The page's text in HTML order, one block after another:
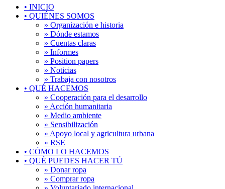
• INICIO
• QUIÉNES SOMOS
» Organización e historia
» Dónde estamos
» Cuentas claras
» Informes
» Position papers
» Noticias
» Trabaja con nosotros
• QUÉ HACEMOS
» Cooperación para el desarrollo
» Acción humanitaria
» Medio ambiente
» Sensibilización
» Apoyo local y agricultura urbana
» RSE
• CÓMO LO HACEMOS
• QUÉ PUEDES HACER TÚ
» Donar ropa
» Comprar ropa